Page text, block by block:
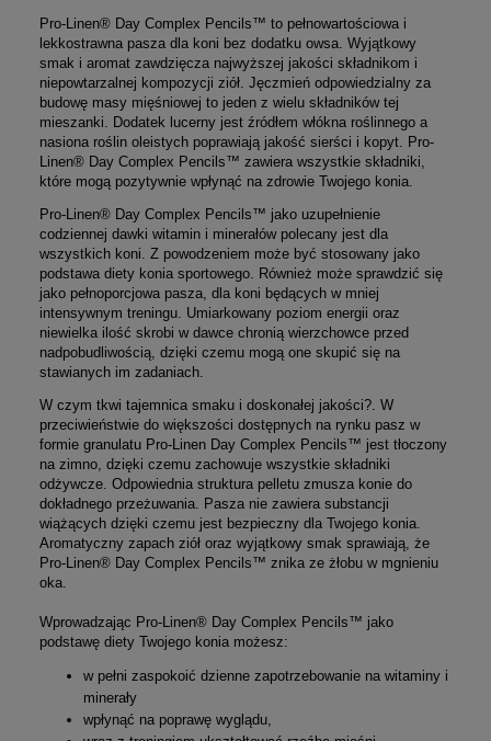
Pro-Linen® Day Complex Pencils™ to pełnowartościowa i
lekkostrawna pasza dla koni bez dodatku owsa. Wyjątkowy
smak i aromat zawdzięcza najwyższej jakości składnikom i
niepowtarzalnej kompozycji ziół. Jęczmień odpowiedzialny za
budowę masy mięśniowej to jeden z wielu składników tej
mieszanki. Dodatek lucerny jest źródłem włókna roślinnego a
nasiona roślin oleistych poprawiają jakość sierści i kopyt. Pro-
Linen® Day Complex Pencils™ zawiera wszystkie składniki,
które mogą pozytywnie wpłynąć na zdrowie Twojego konia.
Pro-Linen® Day Complex Pencils™ jako uzupełnienie
codziennej dawki witamin i minerałów polecany jest dla
wszystkich koni. Z powodzeniem może być stosowany jako
podstawa diety konia sportowego. Również może sprawdzić się
jako pełnoporcjowa pasza, dla koni będących w mniej
intensywnym treningu. Umiarkowany poziom energii oraz
niewielka ilość skrobi w dawce chronią wierzchowce przed
nadpobudliwością, dzięki czemu mogą one skupić się na
stawianych im zadaniach.
W czym tkwi tajemnica smaku i doskonałej jakości?. W
przeciwieństwie do większości dostępnych na rynku pasz w
formie granulatu Pro-Linen Day Complex Pencils™ jest tłoczony
na zimno, dzięki czemu zachowuje wszystkie składniki
odżywcze. Odpowiednia struktura pelletu zmusza konie do
dokładnego przeżuwania. Pasza nie zawiera substancji
wiążących dzięki czemu jest bezpieczny dla Twojego konia.
Aromatyczny zapach ziół oraz wyjątkowy smak sprawiają, że
Pro-Linen® Day Complex Pencils™ znika ze żłobu w mgnieniu
oka.
Wprowadzając Pro-Linen® Day Complex Pencils™ jako
podstawę diety Twojego konia możesz:
w pełni zaspokoić dzienne zapotrzebowanie na witaminy i
minerały
wpłynąć na poprawę wyglądu,